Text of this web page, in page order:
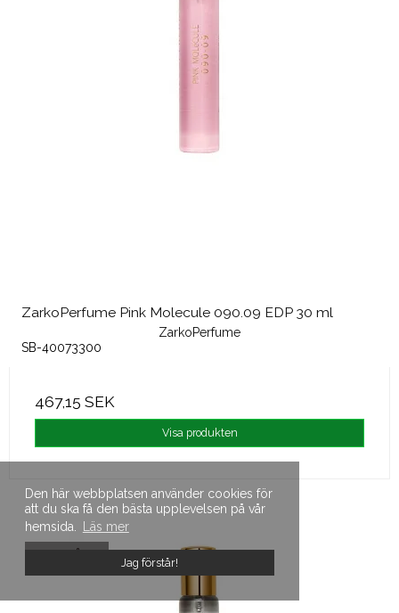
Den här webbplatsen använder cookies för
att du ska få den bästa upplevelsen på vår
hemsida.
Läs mer
Jag förstår!
ZarkoPerfume Pink Molecule 090.09 EDP 30 ml
ZarkoPerfume
SB-40073300
467,15 SEK
Visa produkten